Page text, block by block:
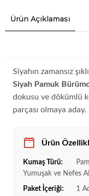
Ürün Açıklaması
Siyahın zamansız
Siyah Pamuk
dokusu ve dökümlü
parçası olmaya aday.
Ürün
Kumaş Türü:
Yumuşak ve Nefes
Paket İçeriği: 1